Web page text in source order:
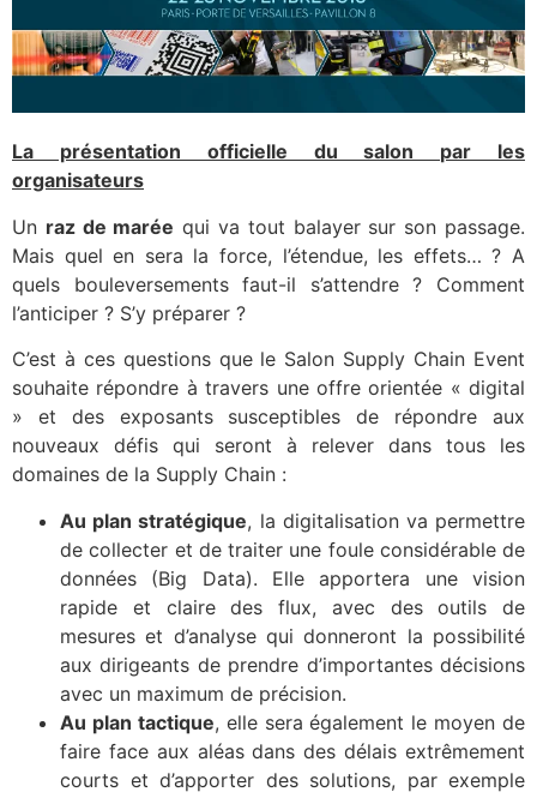
La présentation officielle du salon par les
organisateurs
Un raz de marée qui va tout balayer sur son passage.
Mais quel en sera la force, l’étendue, les effets… ? A
quels bouleversements faut-il s’attendre ? Comment
l’anticiper ? S’y préparer ?
C’est à ces questions que le Salon Supply Chain Event
souhaite répondre à travers une offre orientée « digital
» et des exposants susceptibles de répondre aux
nouveaux défis qui seront à relever dans tous les
domaines de la Supply Chain :
Au plan stratégique, la digitalisation va permettre
de collecter et de traiter une foule considérable de
données (Big Data). Elle apportera une vision
rapide et claire des flux, avec des outils de
mesures et d’analyse qui donneront la possibilité
aux dirigeants de prendre d’importantes décisions
avec un maximum de précision.
Au plan tactique, elle sera également le moyen de
faire face aux aléas dans des délais extrêmement
courts et d’apporter des solutions, par exemple